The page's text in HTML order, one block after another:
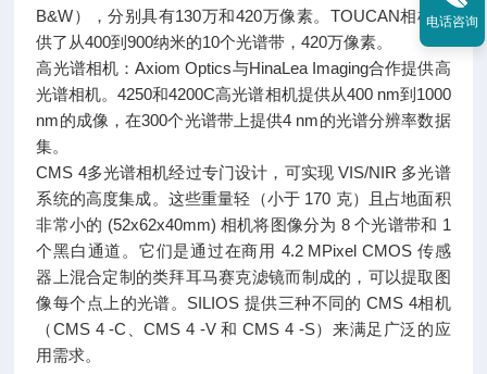
B&W），分别具有130万和420万像素。TOUCAN相机提
供了从400到900纳米的10个光谱带，420万像素。
高光谱相机：Axiom Optics与HinaLea Imaging合作提供高
光谱相机。4250和4200C高光谱相机提供从400 nm到1000
nm的成像，在300个光谱带上提供4 nm的光谱分辨率数据
集。
CMS 4多光谱相机经过专门设计，可实现 VIS/NIR 多光谱
系统的高度集成。这些重量轻（小于 170 克）且占地面积
非常小的 (52x62x40mm) 相机将图像分为 8 个光谱带和 1
个黑白通道。它们是通过在商用 4.2 MPixel CMOS 传感
器上混合定制的类拜耳马赛克滤镜而制成的，可以提取图
像每个点上的光谱。SILIOS 提供三种不同的 CMS 4相机
（CMS 4 -C、CMS 4 -V 和 CMS 4 -S）来满足广泛的应
用需求。
电话咨询